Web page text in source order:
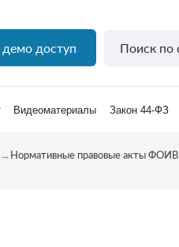
доступ
Видеоматериалы Закон 44-ФЗ
→Нормативные правовые акты ФОИВ